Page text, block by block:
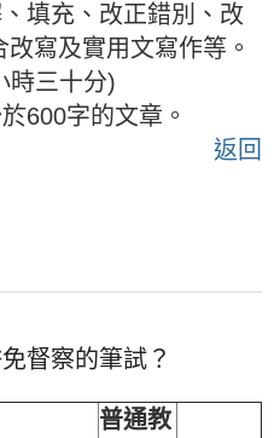
填充、改正錯別、改
寫及實用文寫作等。
時三十分)
600字的文章。
返回
督察的筆試？
普通教